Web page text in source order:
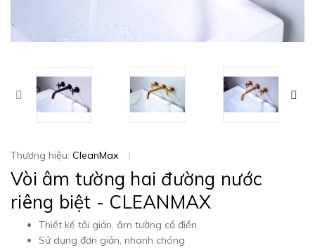
Thương hiệu: CleanMax |
Vòi âm tường hai đường nước
riêng biệt - CLEANMAX
Thiết kế tối giản, âm tường cổ điển
Sử dụng đơn giản, nhanh chóng